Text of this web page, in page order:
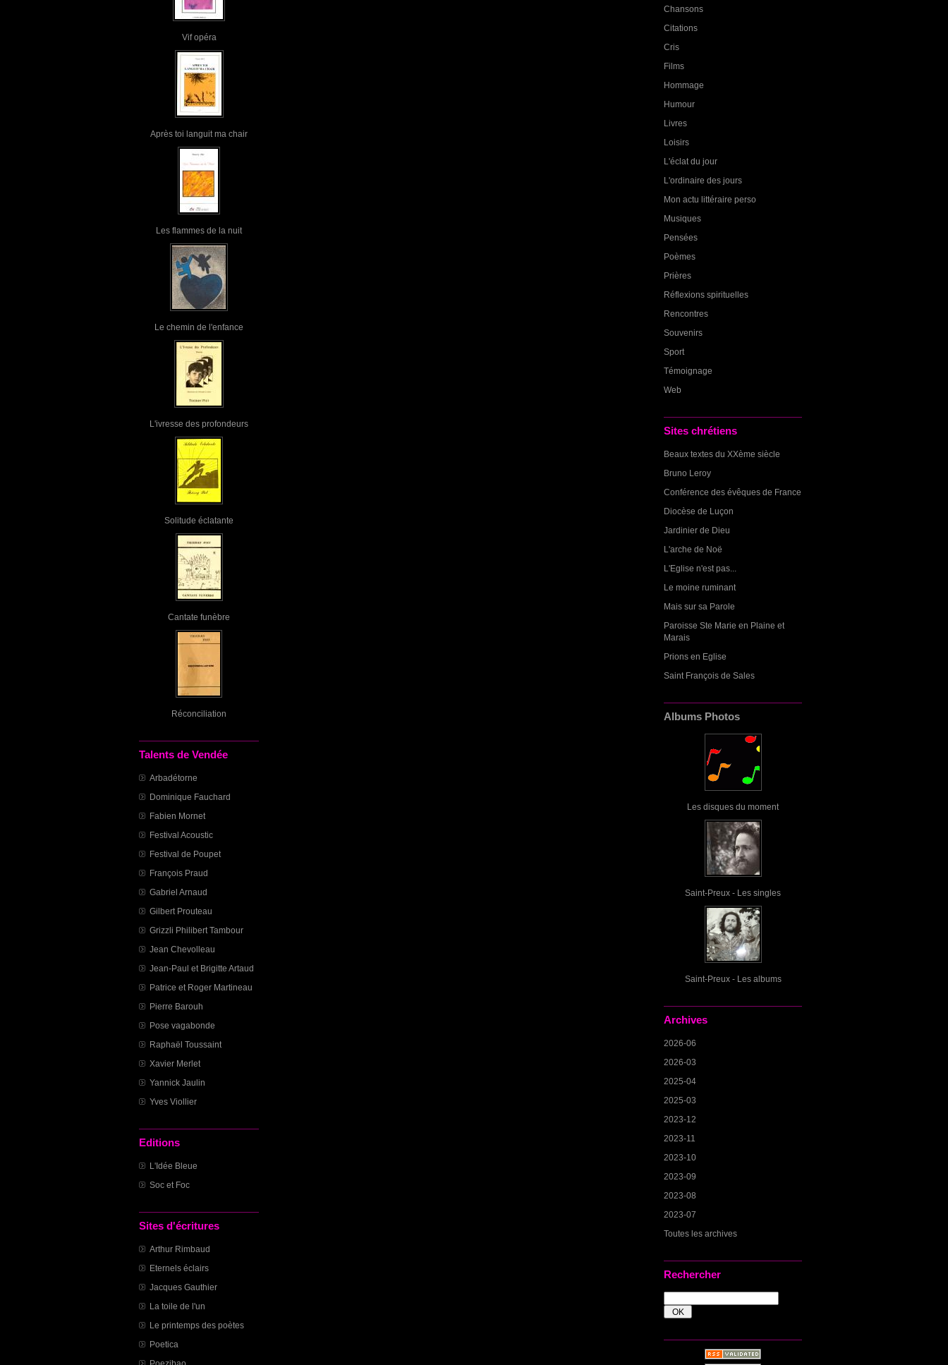
Vif opéra
Après toi languit ma chair
Les flammes de la nuit
Le chemin de l'enfance
L'ivresse des profondeurs
Solitude éclatante
Cantate funèbre
Réconciliation
Talents de Vendée
Arbadétorne
Dominique Fauchard
Fabien Mornet
Festival Acoustic
Festival de Poupet
François Praud
Gabriel Arnaud
Gilbert Prouteau
Grizzli Philibert Tambour
Jean Chevolleau
Jean-Paul et Brigitte Artaud
Patrice et Roger Martineau
Pierre Barouh
Pose vagabonde
Raphaël Toussaint
Xavier Merlet
Yannick Jaulin
Yves Viollier
Editions
L'Idée Bleue
Soc et Foc
Sites d'écritures
Arthur Rimbaud
Eternels éclairs
Jacques Gauthier
La toile de l'un
Le printemps des poètes
Poetica
Chansons
Citations
Cris
Films
Hommage
Humour
Livres
Loisirs
L'éclat du jour
L'ordinaire des jours
Mon actu littéraire perso
Musiques
Pensées
Poèmes
Prières
Réflexions spirituelles
Rencontres
Souvenirs
Sport
Témoignage
Web
Sites chrétiens
Beaux textes du XXème siècle
Bruno Leroy
Conférence des évêques de France
Diocèse de Luçon
Jardinier de Dieu
L'arche de Noë
L'Eglise n'est pas...
Le moine ruminant
Mais sur sa Parole
Paroisse Ste Marie en Plaine et
Marais
Prions en Eglise
Saint François de Sales
Albums Photos
Les disques du moment
Saint-Preux - Les singles
Saint-Preux - Les albums
Archives
2026-06
2026-03
2025-04
2025-03
2023-12
2023-11
2023-10
2023-09
2023-08
2023-07
Toutes les archives
Rechercher